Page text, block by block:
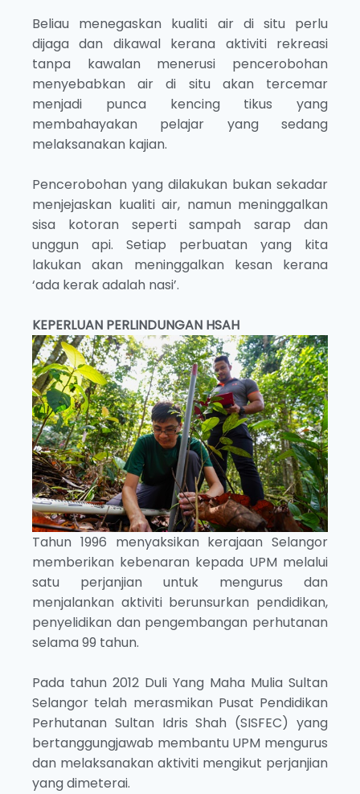
Beliau menegaskan kualiti air di situ perlu
dijaga dan dikawal kerana aktiviti rekreasi
tanpa kawalan menerusi pencerobohan
menyebabkan air di situ akan tercemar
menjadi punca kencing tikus yang
membahayakan pelajar yang sedang
melaksanakan kajian.
Pencerobohan yang dilakukan bukan sekadar
menjejaskan kualiti air, namun meninggalkan
sisa kotoran seperti sampah sarap dan
unggun api. Setiap perbuatan yang kita
lakukan akan meninggalkan kesan kerana
‘ada kerak adalah nasi’.
KEPERLUAN PERLINDUNGAN HSAH
Tahun 1996 menyaksikan kerajaan Selangor
memberikan kebenaran kepada UPM melalui
satu perjanjian untuk mengurus dan
menjalankan aktiviti berunsurkan pendidikan,
penyelidikan dan pengembangan perhutanan
selama 99 tahun.
Pada tahun 2012 Duli Yang Maha Mulia Sultan
Selangor telah merasmikan Pusat Pendidikan
Perhutanan Sultan Idris Shah (SISFEC) yang
bertanggungjawab membantu UPM mengurus
dan melaksanakan aktiviti mengikut perjanjian
yang dimeterai.